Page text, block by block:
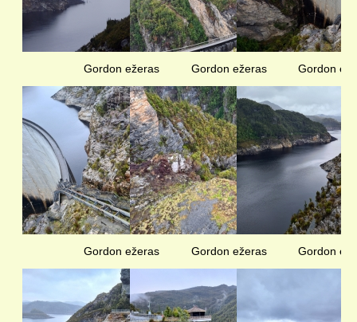
KELIONIŲ GALERIJA
Gordon ežeras Gordon ežeras Gordon
Gordon ežeras Gordon ežeras Gordon